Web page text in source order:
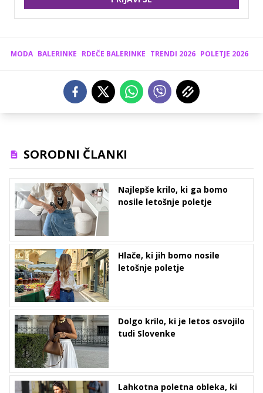
MODA BALERINKE RDEČE BALERINKE TRENDI 2026 POLETJE 2026
SORODNI ČLANKI
Najlepše krilo, ki ga bomo
nosile letošnje poletje
Hlače, ki jih bomo nosile
letošnje poletje
Dolgo krilo, ki je letos osvojilo
tudi Slovenke
Lahkotna poletna obleka, ki